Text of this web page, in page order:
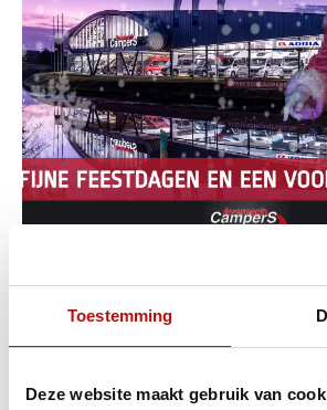
Toestemming
Deze website maakt gebruik van
Donderdag 26 december (2e